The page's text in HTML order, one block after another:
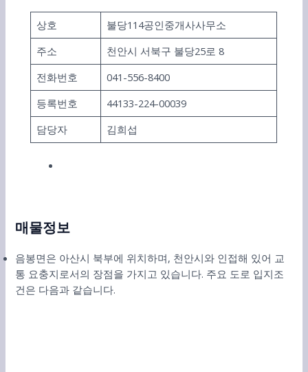
상호
불당114공인중개사사무소
주소
천안시 서북구 불당25로 8
전화번호
041-556-8400
등록번호
44133-224-00039
담당자
김희섭
매물정보
음봉면은 아산시 북부에 위치하며, 천안시와 인접해 있어 교
통 요충지로서의 장점을 가지고 있습니다. 주요 도로 입지조
건은 다음과 같습니다.